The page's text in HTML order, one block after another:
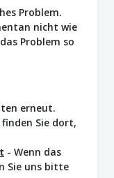
Problem.
nicht wie
Problem so
erneut.
Sie dort,
- Wenn das
Sie uns bitte